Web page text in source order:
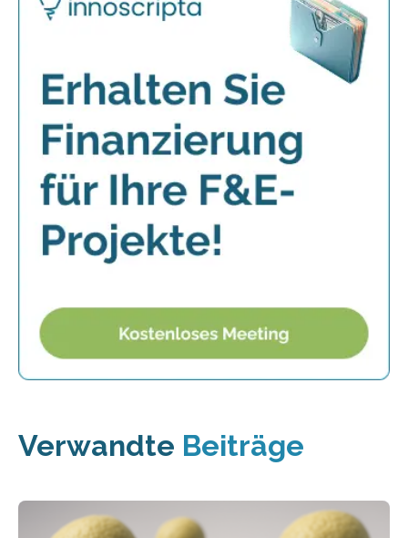
Verwandte Beiträge